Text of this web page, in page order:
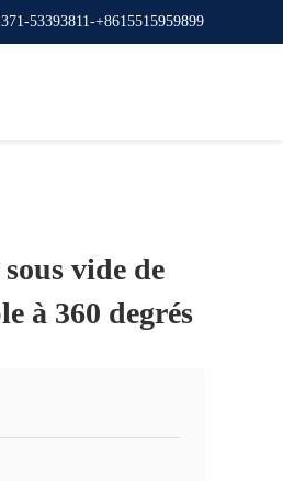
53393811-+8615515959899
vide de
à 360 degrés